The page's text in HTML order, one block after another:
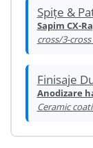
Spițe &
Sapim CX-
cross/3-cross
Finisaje
Anodizare
Ceramic